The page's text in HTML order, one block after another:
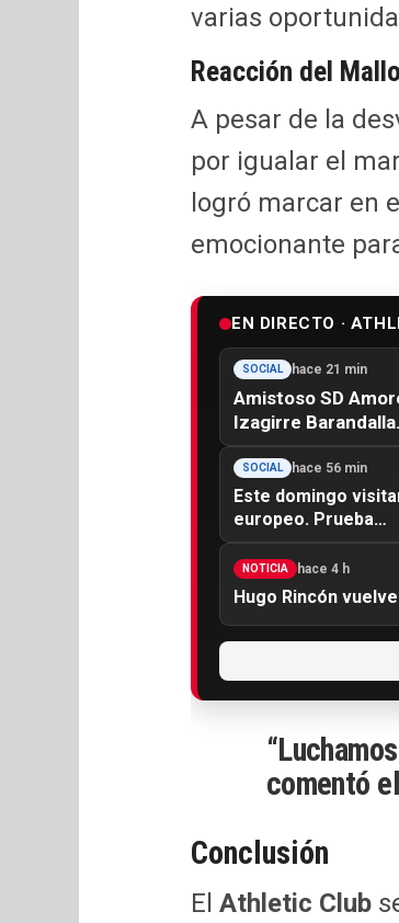
varias
Reacción del
A pesar de la
por igualar el
logró marcar en
emocionante
EN DIRECTO ·
SOCIAL hace 21 min
Amistoso SD
Izagirre
SOCIAL hace 56 min
Este domingo
europeo. Prueba…
NOTICIA hace 4 h
Hugo Rincón
comentó
Conclusión
El Athletic Club